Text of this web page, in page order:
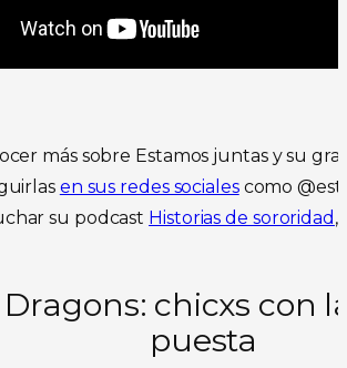
más sobre Estamos juntas y su
en sus redes socialescomo
su podcast Historias de sororidad ,
chicxs con
puesta